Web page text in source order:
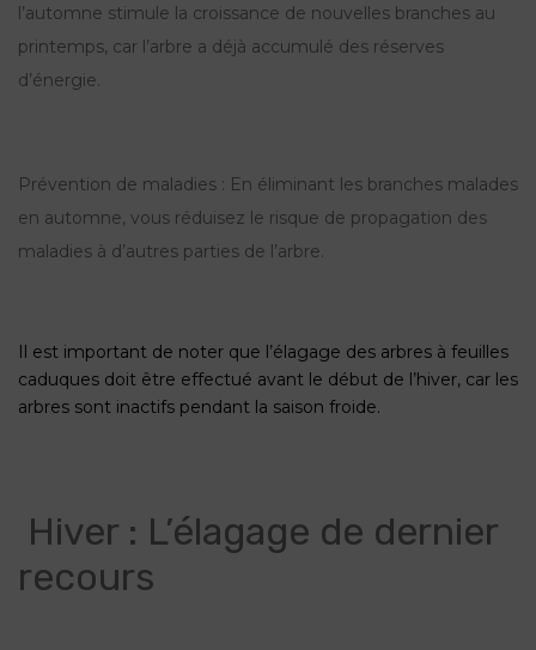
l’automne stimule la croissance de nouvelles branches au
printemps, car l’arbre a déjà accumulé des réserves
d’énergie.
Prévention de maladies : En éliminant les branches malades
en automne, vous réduisez le risque de propagation des
maladies à d’autres parties de l’arbre.
Il est important de noter que l’élagage des arbres à feuilles
caduques doit être effectué avant le début de l’hiver, car les
arbres sont inactifs pendant la saison froide.
Hiver : L’élagage de dernier
recours